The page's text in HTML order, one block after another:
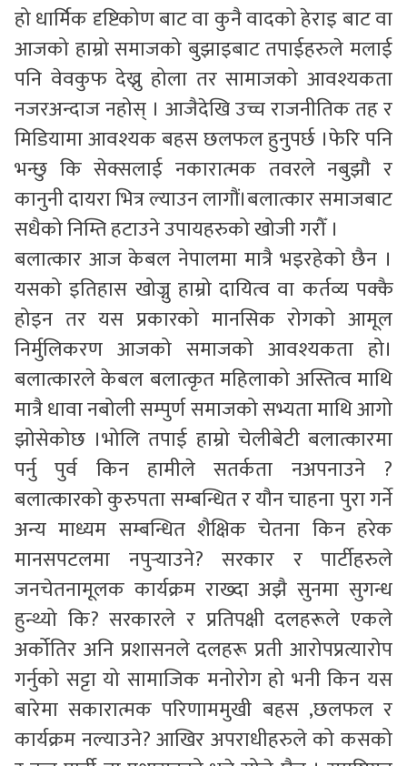
हो धार्मिक दृष्टिकोण बाट वा कुनै वादको हेराइ बाट वा
आजको हाम्रो समाजको बुझाइबाट तपाईहरुले मलाई
पनि वेवकुफ देख्नु होला तर सामाजको आवश्यकता
नजरअन्दाज नहोस् । आजैदेखि उच्च राजनीतिक तह र
मिडियामा आवश्यक बहस छलफल हुनुपर्छ ।फेरि पनि
भन्छु कि सेक्सलाई नकारात्मक तवरले नबुझौ र
कानुनी दायरा भित्र ल्याउन लागौं।बलात्कार समाजबाट
सधैको निम्ति हटाउने उपायहरुको खोजी गरौँ ।
बलात्कार आज केबल नेपालमा मात्रै भइरहेको छैन ।
यसको इतिहास खोज्नु हाम्रो दायित्व वा कर्तव्य पक्कै
होइन तर यस प्रकारको मानसिक रोगको आमूल
निर्मुलिकरण आजको समाजको आवश्यकता हो।
बलात्कारले केबल बलात्कृत महिलाको अस्तित्व माथि
मात्रै धावा नबोली सम्पुर्ण समाजको सभ्यता माथि आगो
झोसेकोछ ।भोलि तपाई हाम्रो चेलीबेटी बलात्कारमा
पर्नु पुर्व किन हामीले सतर्कता नअपनाउने ?
बलात्कारको कुरुपता सम्बन्धित र यौन चाहना पुरा गर्ने
अन्य माध्यम सम्बन्धित शैक्षिक चेतना किन हरेक
मानसपटलमा नपुर्‍याउने? सरकार र पार्टीहरुले
जनचेतनामूलक कार्यक्रम राख्दा अझै सुनमा सुगन्ध
हुन्थ्यो कि? सरकारले र प्रतिपक्षी दलहरूले एकले
अर्कोतिर अनि प्रशासनले दलहरू प्रती आरोपप्रत्यारोप
गर्नुको सट्टा यो सामाजिक मनोरोग हो भनी किन यस
बारेमा सकारात्मक परिणाममुखी बहस ,छलफल र
कार्यक्रम नल्याउने? आखिर अपराधीहरुले को कसको